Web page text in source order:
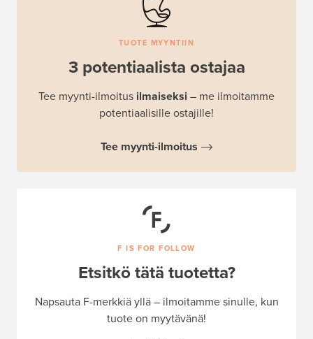
TUOTE MYYNTIIN
3 potentiaalista ostajaa
Tee myynti-ilmoitus ilmaiseksi – me ilmoitamme
potentiaalisille ostajille!
Tee myynti-ilmoitus
F IS FOR FOLLOW
Etsitkö tätä tuotetta?
Napsauta F-merkkiä yllä – ilmoitamme sinulle, kun
tuote on myytävänä!